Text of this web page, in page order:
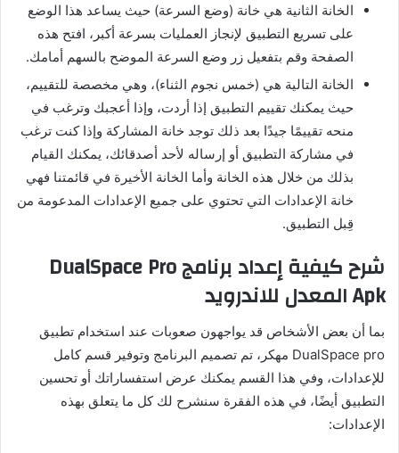
الخانة الثانية هي خانة (وضع السرعة) حيث يساعد هذا الوضع
على تسريع التطبيق لإنجاز العمليات بسرعة أكبر، افتح هذه
الصفحة وقم بتفعيل زر وضع السرعة الموضح بالسهم أمامك.
الخانة التالية هي (خمس نجوم الثناء)، وهي مخصصة للتقييم،
حيث يمكنك تقييم التطبيق إذا أردت، وإذا أعجبك وترغب في
منحه تقييمًا جيدًا بعد ذلك توجد خانة المشاركة وإذا كنت ترغب
في مشاركة التطبيق أو إرساله لأحد أصدقائك، يمكنك القيام
بذلك من خلال هذه الخانة وأما الخانة الأخيرة في قائمتنا فهي
خانة الإعدادات التي تحتوي على جميع الإعدادات المدعومة من
قِبل التطبيق.
شرح كيفية إعداد برنامج DualSpace Pro
Apk المعدل للاندرويد
بما أن بعض الأشخاص قد يواجهون صعوبات عند استخدام تطبيق
DualSpace pro مهكر، تم تصميم البرنامج وتوفير قسم كامل
للإعدادات، وفي هذا القسم يمكنك عرض استفساراتك أو تحسين
التطبيق أيضًا، في هذه الفقرة سنشرح لك كل ما يتعلق بهذه
الإعدادات: